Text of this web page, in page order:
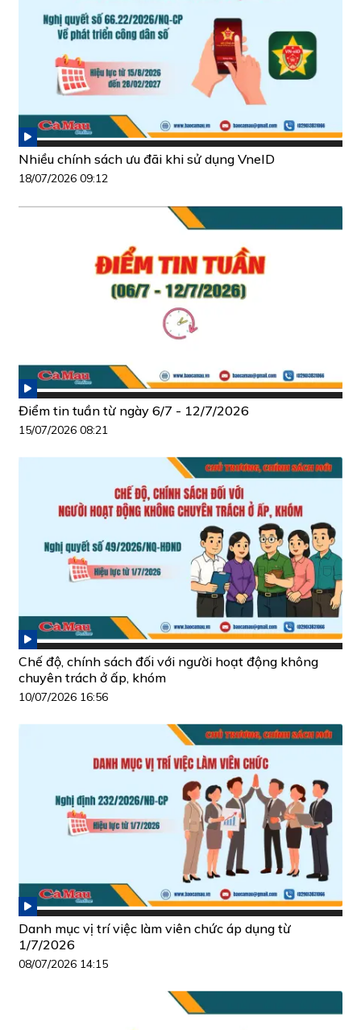
Nhiều chính sách ưu đãi khi sử dụng VneID
18/07/2026 09:12
Điểm tin tuần từ ngày 6/7 - 12/7/2026
15/07/2026 08:21
Chế độ, chính sách đối với người hoạt động không
chuyên trách ở ấp, khóm
10/07/2026 16:56
Danh mục vị trí việc làm viên chức áp dụng từ
1/7/2026
08/07/2026 14:15